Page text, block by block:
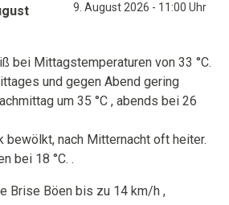
9. August 2026 - 11:00 Uhr
bei Mittagstemperaturen von 33 °C.
und gegen Abend gering
um 35 °C , abends bei 26
bewölkt, nach Mitternacht oft heiter.
bei 18 °C. .
Brise Böen bis zu 14 km/h ,